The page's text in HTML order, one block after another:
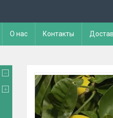
О нас Контакты